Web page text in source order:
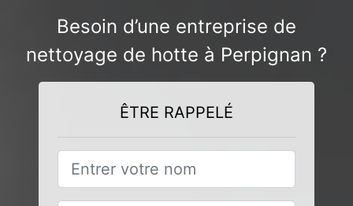
Besoin d’une entreprise de
nettoyage de hotte à Perpignan ?
ÊTRE RAPPELÉ